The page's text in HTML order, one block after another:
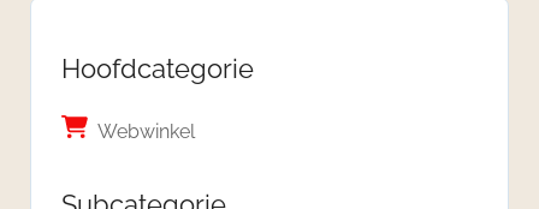
Hoofdcategorie
Webwinkel